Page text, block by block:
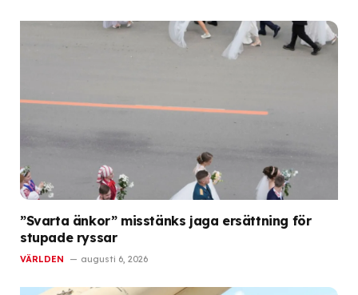
”Svarta änkor” misstänks jaga ersättning för
stupade ryssar
VÄRLDEN augusti 6, 2026